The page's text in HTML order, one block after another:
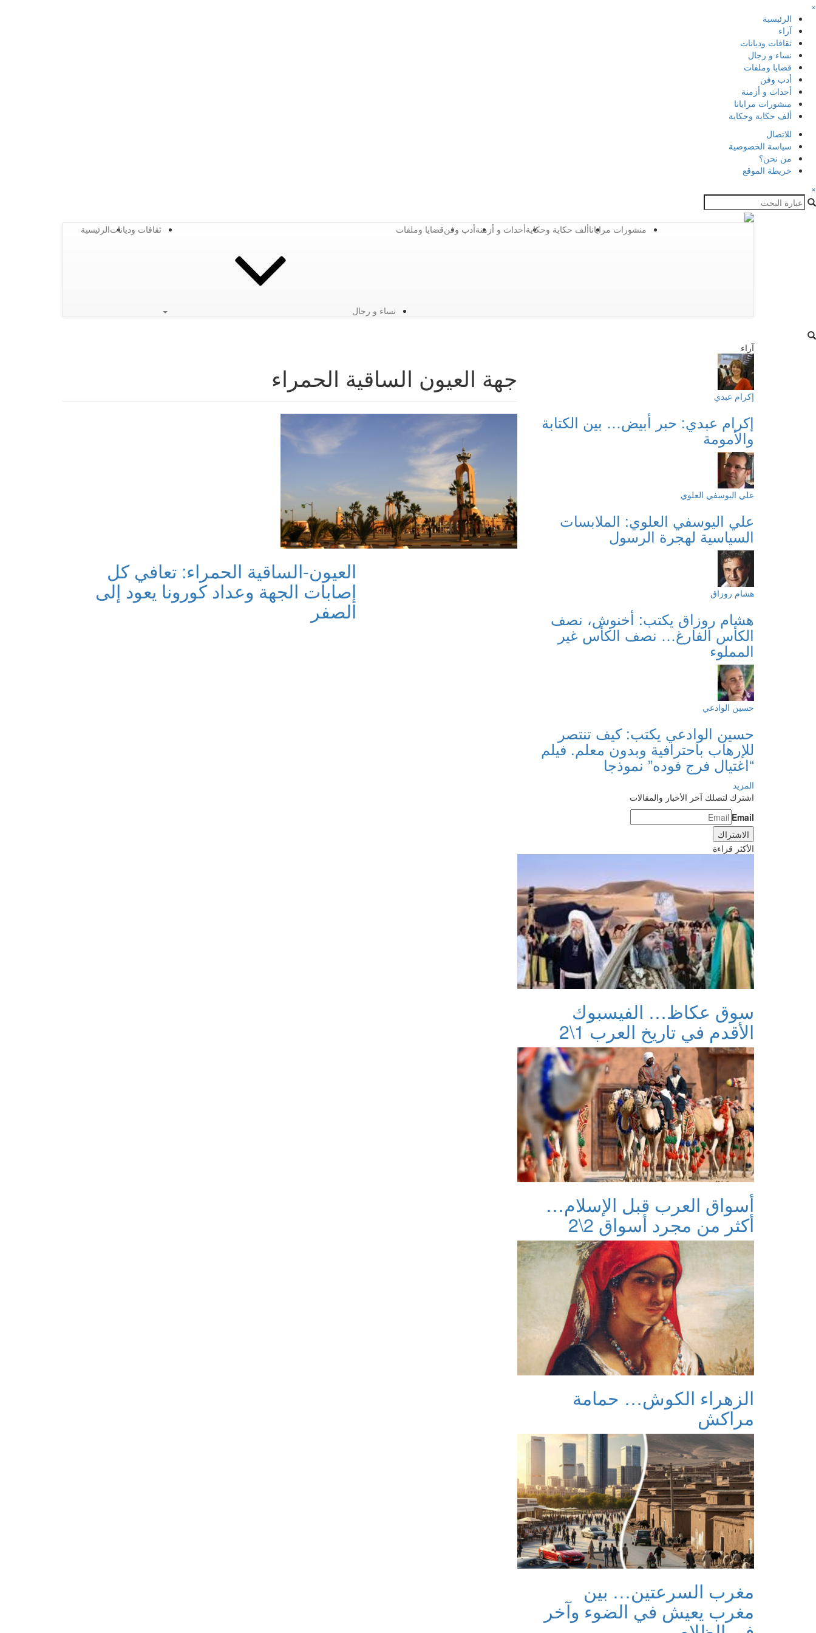
×
الرئيسية
آراء
ثقافات وديانات
نساء و رجال
قضايا وملفات
أدب وفن
أحداث و أزمنة
منشورات مرايانا
ألف حكاية وحكاية
للاتصال
سياسة الخصوصية
من نحن؟
خريطة الموقع
×
الرئيسيةثقافات وديانات
نساء و رجال
قضايا وملفاتأدب وفنأحداث و أزمنةألف حكاية وحكايةمنشورات مرايانا
جهة العيون الساقية الحمراء
العيون-الساقية الحمراء: تعافي كل
إصابات الجهة وعداد كورونا يعود إلى
الصفر
آراء
إكرام عبدي
إكرام عبدي: حبر أبيض… بين الكتابة
والأمومة
علي اليوسفي العلوي
علي اليوسفي العلوي: الملابسات
السياسية لهجرة الرسول
هشام روزاق
هشام روزاق يكتب: أخنوش، نصف
الكأس الفارغ… نصف الكأس غير
المملوء
حسين الوادعي
حسين الوادعي يكتب: كيف تنتصر
للإرهاب باحترافية وبدون معلم. فيلم
“اغتيال فرج فوده” نموذجا
المزيد
اشترك لتصلك آخر الأخبار والمقالات
Email
الأكثر قراءة
سوق عكاظ… الفيسبوك
الأقدم في تاريخ العرب 1\2
أسواق العرب قبل الإسلام…
أكثر من مجرد أسواق 2\2
الزهراء الكوش… حمامة
مراكش
مغرب السرعتين… بين
مغرب يعيش في الضوء وآخر